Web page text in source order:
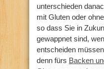
unterschieden
mit Gluten oder
so dass Sie in
gewappnet sind,
entscheiden
denn fürs Backen